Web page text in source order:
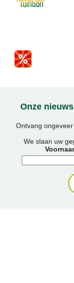
Onze
Ontvang
We slaan uw